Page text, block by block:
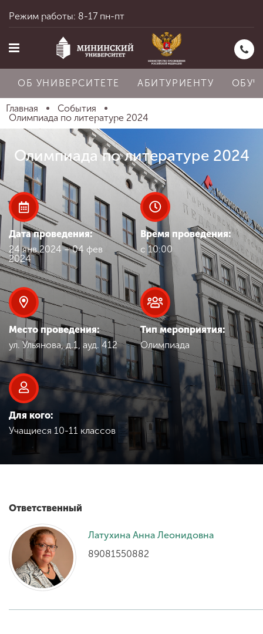
Главная
Об университете
Абитуриенту
Обучение
Наука
Международная
деятельность
Другие виды
деятельности
Студенческая жизнь
образовательной
ENG SPN
Режим работы: 8-17 пн-пт
ОБ УНИВЕРСИТЕТЕ АБИТУРИЕНТУ
Главная
События
Олимпиада по литературе 2024
Олимпиада по литературе 2024
Дата проведения:
24 янв 2024 – 04 фев
2024
Время проведения:
с 10:00
Место проведения:
ул. Ульянова, д.1, ауд. 412
Тип мероприятия:
Олимпиада
Для кого:
Учащиеся 10-11 классов
Ответственный
Латухина Анна Леонидовна
89081550882